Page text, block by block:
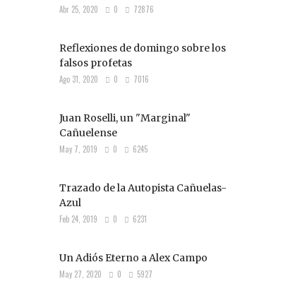
Abr 25, 2020 0 72876
Reflexiones de domingo sobre los
falsos profetas
Ago 31, 2020 0 7016
Juan Roselli, un "Marginal"
Cañuelense
May 7, 2019 0 6245
Trazado de la Autopista Cañuelas-
Azul
Feb 24, 2019 0 6231
Un Adiós Eterno a Alex Campo
May 27, 2020 0 5927